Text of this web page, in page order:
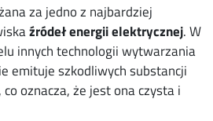
za jedno z najbardziej
źródeł energii elektrycznej. W
innych technologii wytwarzania
emituje szkodliwych substancji
oznacza, że jest ona czysta i